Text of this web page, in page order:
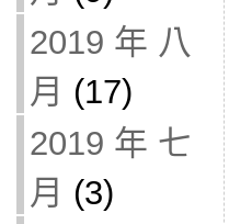
2019 年 八
月 (17)
2019 年 七
月 (3)